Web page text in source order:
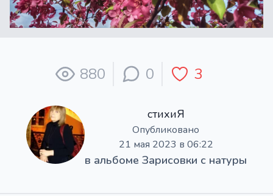
880 0 3
стихиЯ
Опубликовано
21 мая 2023 в 06:22
в альбоме Зарисовки с натуры